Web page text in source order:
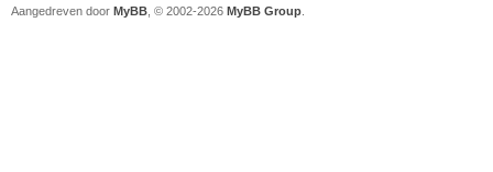
Aangedreven door MyBB , © 2002-2026 MyBB Group